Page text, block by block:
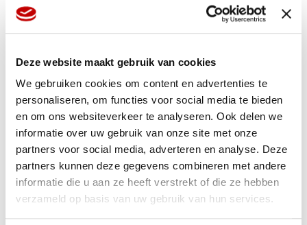
Deze website maakt gebruik van cookies
We gebruiken cookies om content en advertenties te
personaliseren, om functies voor social media te bieden
en om ons websiteverkeer te analyseren. Ook delen we
informatie over uw gebruik van onze site met onze
partners voor social media, adverteren en analyse. Deze
partners kunnen deze gegevens combineren met andere
informatie die u aan ze heeft verstrekt of die ze hebben
verzameld op basis van uw gebruik van hun services.
Acer
Gepubliceerd op: 16 april 2019